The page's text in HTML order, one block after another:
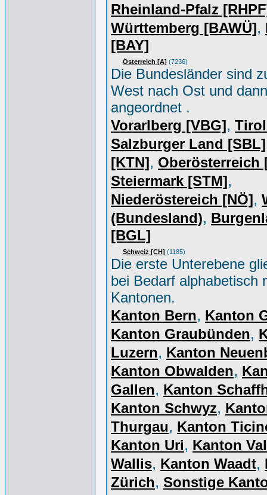
Rheinland-Pfalz
Württemberg [BAWÜ],
[BAY]
Österreich [A] (7236)
Die Bundesländer sind
West nach Ost und
angeordnet .
Vorarlberg [VBG],
Salzburger Land [SBL]
[KTN], Oberösterreich
Steiermark [STM],
Niederöstereich [NÖ],
(Bundesland),
[BGL]
Schweiz [CH] (1185)
Die erste Unterebene
bei Bedarf alphabetisch
Kantonen.
Kanton Bern, Kanton
Kanton Graubünden,
Luzern, Kanton
Kanton Obwalden,
Gallen, Kanton
Kanton Schwyz,
Thurgau, Kanton
Kanton Uri, Kanton
Wallis, Kanton Waadt,
Zürich, Sonstige